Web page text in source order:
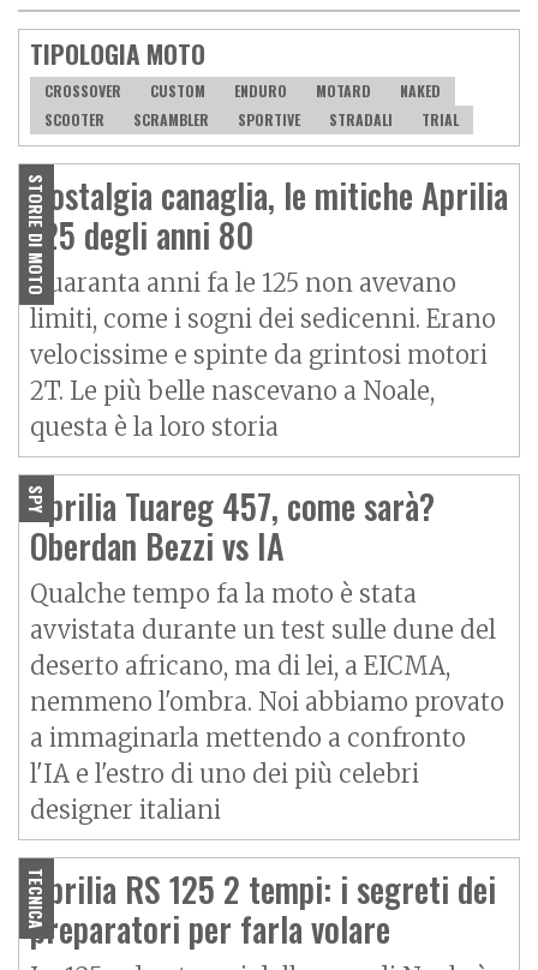
TIPOLOGIA MOTO
CROSSOVER CUSTOM ENDURO MOTARD
NAKED
SCOOTER
SCRAMBLER SPORTIVE STRADALI TRIAL
STORIE DI MOTO
Nostalgia canaglia, le mitiche Aprilia
125 degli anni 80
Quaranta anni fa le 125 non avevano
limiti, come i sogni dei sedicenni. Erano
velocissime e spinte da grintosi motori
2T. Le più belle nascevano a Noale,
questa è la loro storia
SPY
Aprilia Tuareg 457, come sarà?
Oberdan Bezzi vs IA
Qualche tempo fa la moto è stata
avvistata durante un test sulle dune del
deserto africano, ma di lei, a EICMA,
nemmeno l'ombra. Noi abbiamo provato
a immaginarla mettendo a confronto
l'IA e l'estro di uno dei più celebri
designer italiani
TECNICA
Aprilia RS 125 2 tempi: i segreti dei
preparatori per farla volare